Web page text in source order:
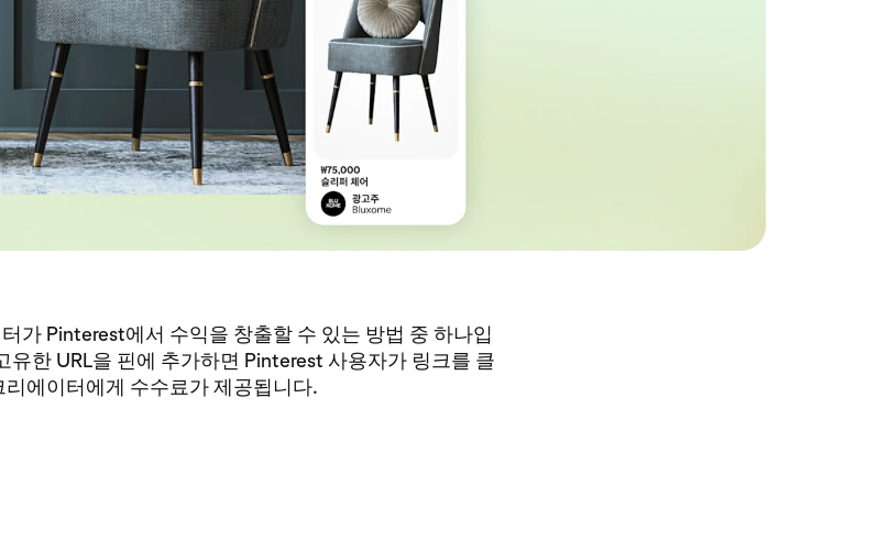
가 Pinterest에서 수익을 창출할 수 있는 방법 중 하나입
유한 URL을 핀에 추가하면 Pinterest 사용자가 링크를 클
에이터에게 수수료가 제공됩니다.